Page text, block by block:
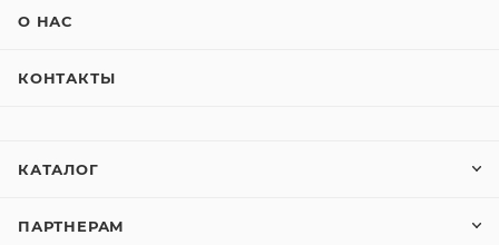
О НАС
КОНТАКТЫ
КАТАЛОГ
ПАРТНЕРАМ